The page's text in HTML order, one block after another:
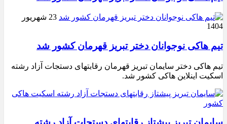
23 شهریور
1404
تیم هاکی نوجوانان دختر تبریز قهرمان کشور شد
تیم هاکی دختر سایمان تبریز قهرمان رقابتهای دستجات آزاد رشته
اسکیت اینلاین هاکی کشور شد.